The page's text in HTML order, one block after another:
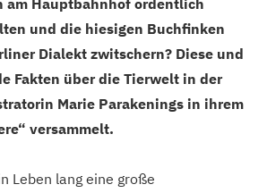
am Hauptbahnhof ordentlich
und die hiesigen Buchfinken
Dialekt zwitschern? Diese und
Fakten über die Tierwelt in der
Marie Parakenings in ihrem
versammelt.
Leben lang eine große